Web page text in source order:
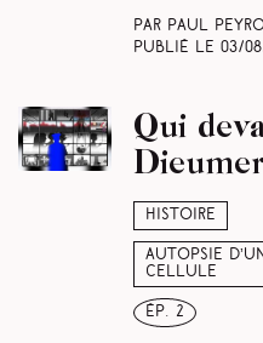
Par Paul
Publié le 03/
Histoire
Autopsie
cellule
ép. 2
Qui